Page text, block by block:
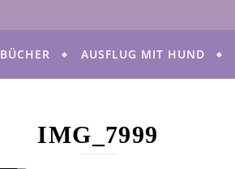
BÜCHER AUSFLUG MIT HUND
IMG_7999